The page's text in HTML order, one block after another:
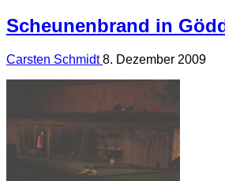
Scheunenbrand in
Carsten Schmidt8. Dezember 2009